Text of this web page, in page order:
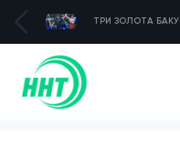
ТРИ ЗОЛОТА БАКУ